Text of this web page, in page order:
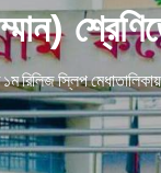
রিলিজ স্লিপ মেধাতালিকায়